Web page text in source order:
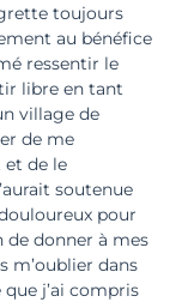
toujours
au bénéfice
ressentir le
libre en tant
village de
de me
et de le
soutenue
pour
donner à mes
m’oublier dans
j’ai compris